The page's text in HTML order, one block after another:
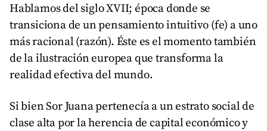
Hablamos del siglo XVII; época donde se
transiciona de un pensamiento intuitivo (fe) a uno
más racional (razón). Éste es el momento también
de la ilustración europea que transforma la
realidad efectiva del mundo.
Si bien Sor Juana pertenecía a un estrato social de
clase alta por la herencia de capital económico y